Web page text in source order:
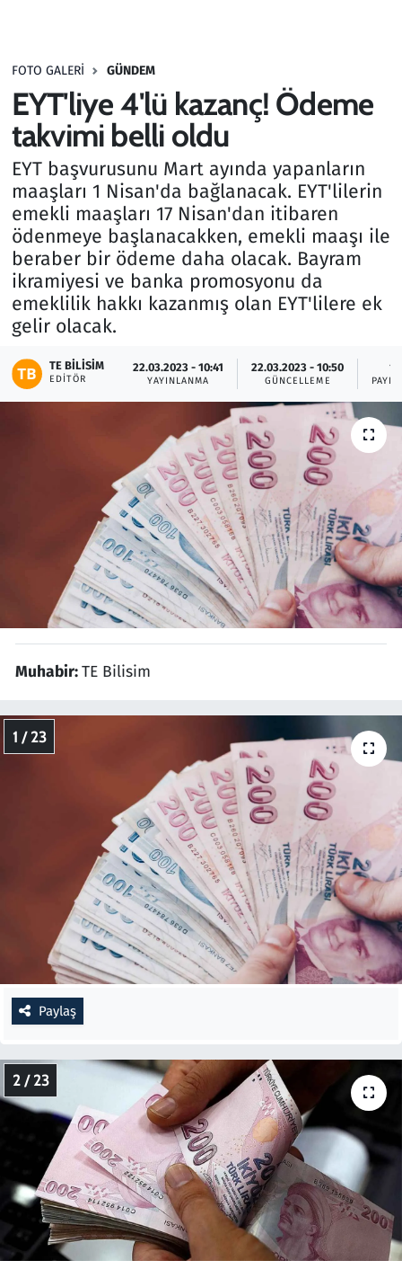
FOTO GALERI GÜNDEM
EYT'liye 4'lü kazanç! Ödeme
takvimi belli oldu
EYT başvurusunu Mart ayında yapanların
maaşları 1 Nisan'da bağlanacak. EYT'lilerin
emekli maaşları 17 Nisan'dan itibaren
ödenmeye başlanacakken, emekli maaşı ile
beraber bir ödeme daha olacak. Bayram
ikramiyesi ve banka promosyonu da
emeklilik hakkı kazanmış olan EYT'lilere ek
gelir olacak.
TE BILISIM
EDITÖR
22.03.2023 - 10:41
YAYINLANMA
22.03.2023 - 10:50
GÜNCELLEME
14
Muhabir:TE Bilisim
1 / 23
Paylaş
2 / 23
Haber
Kültür Sanat
Kurumsal Haberler
Lezzet Durağı
Memur ve Kamu
Otomobil
Ramazan
Rüya Tabirleri
Sağlık
Savunma Sanayi
Seçim 2023
Spor
Teknoloji ve Bilim